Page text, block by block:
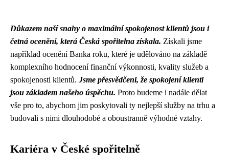
Důkazem naší snahy o maximální spokojenost klientů jsou i
četná ocenění, která Česká spořitelna získala. Získali jsme
například ocenění Banka roku, které je udělováno na základě
komplexního hodnocení finanční výkonnosti, kvality služeb a
spokojenosti klientů. Jsme přesvědčeni, že spokojení klienti
jsou základem našeho úspěchu. Proto budeme i nadále dělat
vše pro to, abychom jim poskytovali ty nejlepší služby na trhu a
budovali s nimi dlouhodobé a oboustranně výhodné vztahy.
Kariéra v České spořitelně